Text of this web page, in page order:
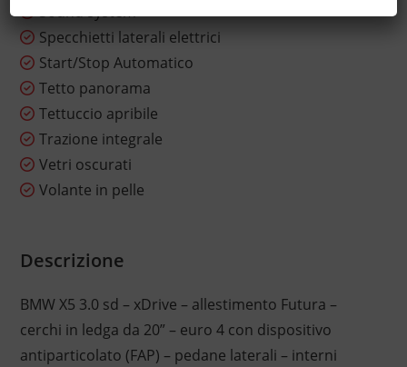
Sound system
Specchietti laterali elettrici
Start/Stop Automatico
Tetto panorama
Tettuccio apribile
Trazione integrale
Vetri oscurati
Volante in pelle
Descrizione
BMW X5 3.0 sd – xDrive – allestimento Futura –
cerchi in ledga da 20” – euro 4 con dispositivo
antiparticolato (FAP) – pedane laterali – interni